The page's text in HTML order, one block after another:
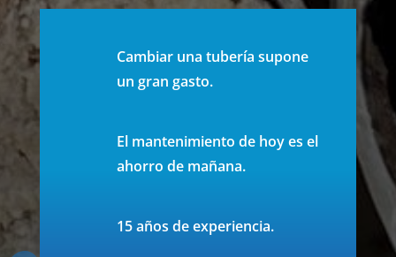
Cambiar una tubería supone
un gran gasto.
El mantenimiento de hoy es el
ahorro de mañana.
15 años de experiencia.